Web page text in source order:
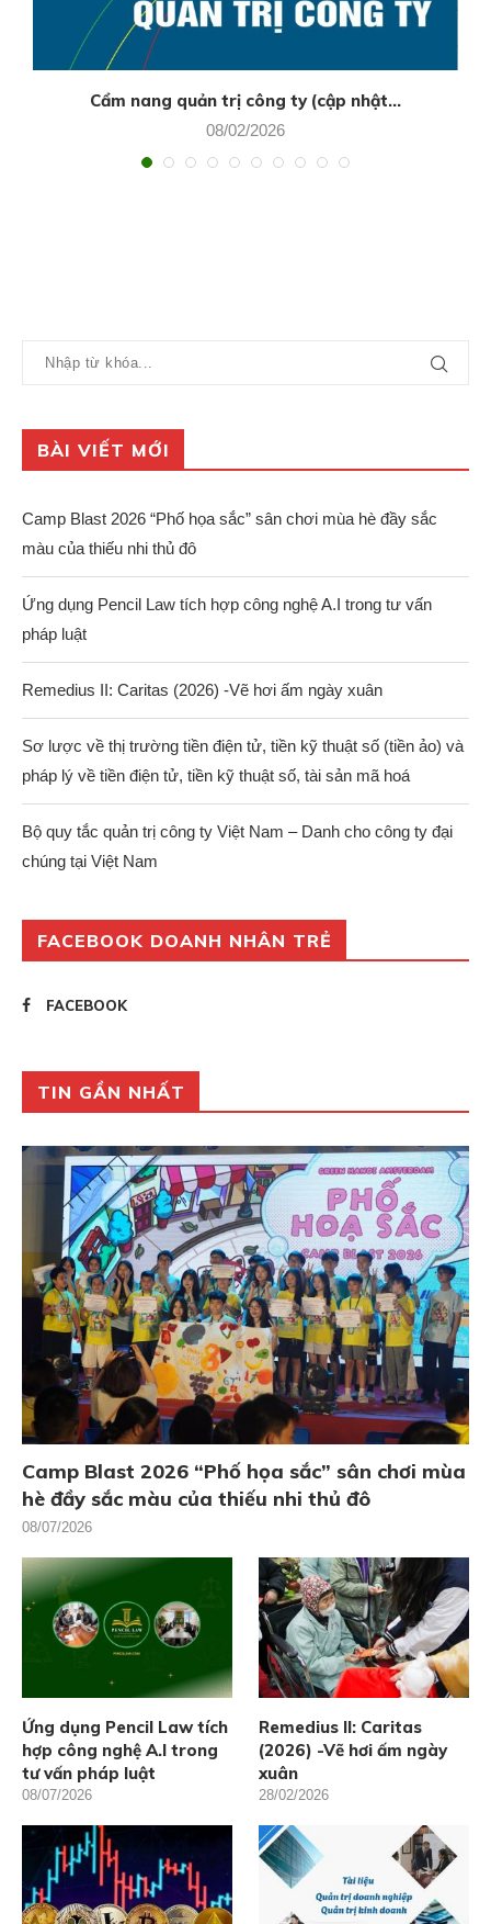
Cẩm nang quản trị công ty (cập nhật...
08/02/2026
BÀI VIẾT MỚI
Camp Blast 2026 “Phố họa sắc” sân chơi mùa hè đầy sắc
màu của thiếu nhi thủ đô
Ứng dụng Pencil Law tích hợp công nghệ A.I trong tư vấn
pháp luật
Remedius II: Caritas (2026) -Vẽ hơi ấm ngày xuân
Sơ lược về thị trường tiền điện tử, tiền kỹ thuật số (tiền ảo) và
pháp lý về tiền điện tử, tiền kỹ thuật số, tài sản mã hoá
Bộ quy tắc quản trị công ty Việt Nam – Danh cho công ty đại
chúng tại Việt Nam
FACEBOOK DOANH NHÂN TRẺ
FACEBOOK
TIN GẦN NHẤT
Camp Blast 2026 “Phố họa sắc” sân chơi mùa
hè đầy sắc màu của thiếu nhi thủ đô
08/07/2026
Ứng dụng Pencil Law tích
hợp công nghệ A.I trong
tư vấn pháp luật
08/07/2026
Remedius II: Caritas
(2026) -Vẽ hơi ấm ngày
xuân
28/02/2026